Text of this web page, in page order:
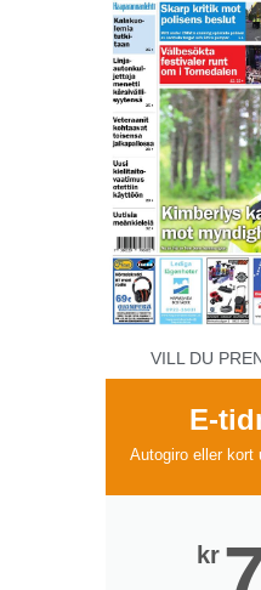
VILL DU
E-
Autogiro eller kort
kr